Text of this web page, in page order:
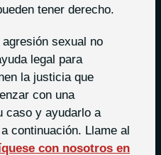
tener derecho.
sexual no
legal para
la justicia que
con una
caso y ayudarlo a
continuación. Llame al
con nosotros en